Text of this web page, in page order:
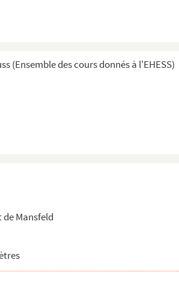
(Ensemble des cours donnés à l'EHESS)
e siècle)
de Mansfeld